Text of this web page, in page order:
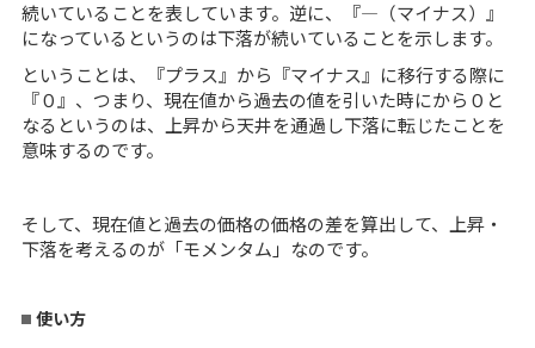
続いていることを表しています。逆に、『―（マイナス）』
になっているというのは下落が続いていることを示します。
ということは、『プラス』から『マイナス』に移行する際に
『０』、つまり、現在値から過去の値を引いた時にから０と
なるというのは、上昇から天井を通過し下落に転じたことを
意味するのです。
そして、現在値と過去の価格の価格の差を算出して、上昇・
下落を考えるのが「モメンタム」なのです。
使い方